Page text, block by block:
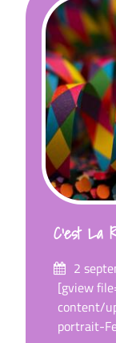
C’est La
Posté
sur
2
[gview
content/
portrait-